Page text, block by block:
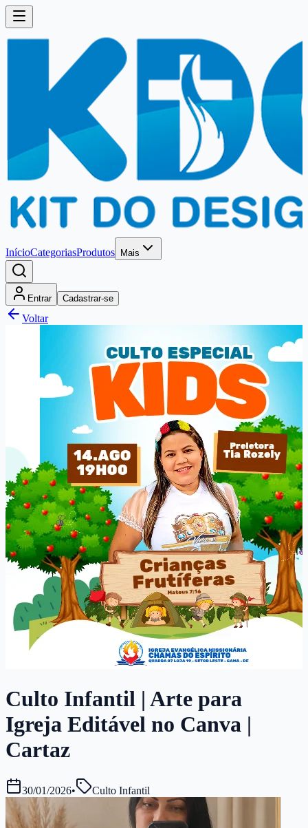
InícioCategoriasProdutos Mais
Entrar Cadastrar-se
Voltar
Culto Infantil | Arte para
Igreja Editável no Canva |
Cartaz
30/01/2026• Culto Infantil